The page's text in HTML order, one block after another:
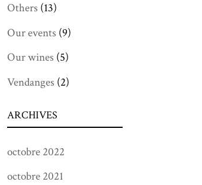
Others (13)
Our events (9)
Our wines (5)
Vendanges (2)
ARCHIVES
octobre 2022
octobre 2021